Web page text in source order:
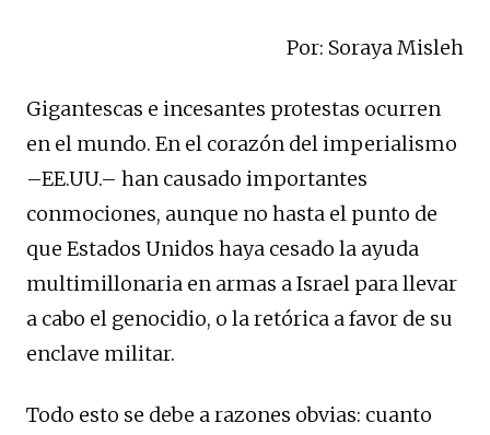
Por: Soraya Misleh
Gigantescas e incesantes protestas ocurren
en el mundo. En el corazón del imperialismo
–EE.UU.– han causado importantes
conmociones, aunque no hasta el punto de
que Estados Unidos haya cesado la ayuda
multimillonaria en armas a Israel para llevar
a cabo el genocidio, o la retórica a favor de su
enclave militar.
Todo esto se debe a razones obvias: cuanto